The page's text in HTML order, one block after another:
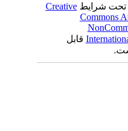
تحت شرایطCreative
Commons
قابل